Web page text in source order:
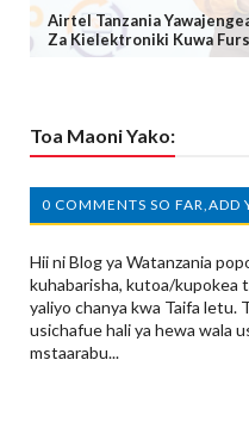
Airtel Tanzania
Za Kielektroniki Kuwa
Toa Maoni Yako:
0 COMMENTS SO FAR,ADD
Hii ni Blog ya Watanzania
kuhabarisha, kutoa/kupokea
yaliyo chanya kwa Taifa letu.
usichafue hali ya hewa wala
mstaarabu...